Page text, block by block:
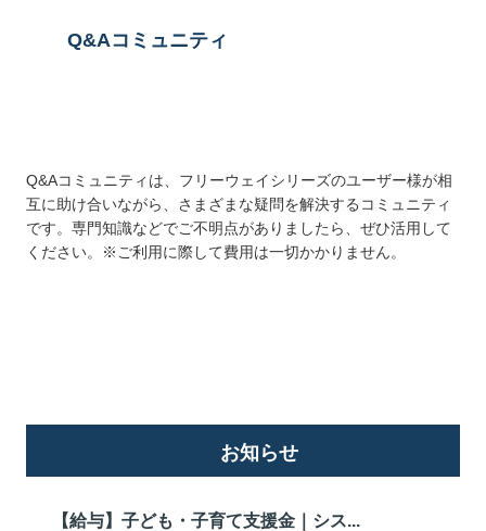
Q&Aコミュニティ
Q&Aコミュニティは、フリーウェイシリーズのユーザー様が相
互に助け合いながら、さまざまな疑問を解決するコミュニティ
です。専門知識などでご不明点がありましたら、ぜひ活用して
ください。※ご利用に際して費用は一切かかりません。
お知らせ
【給与】子ども・子育て支援金｜シス...